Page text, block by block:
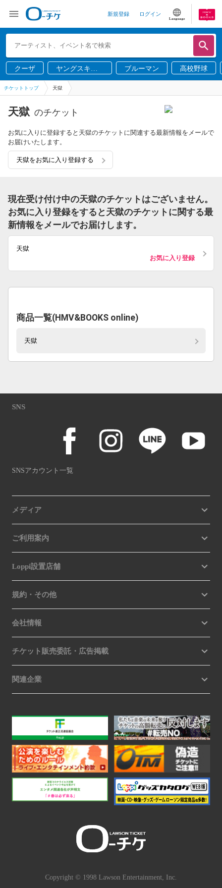
新規登録 ログイン
Language
クーザ
ヤングスキニ
ー
ブルーマン 高校野球
チケットトップ 天獄
天獄 のチケット
お気に入りに登録すると天獄のチケットに関連する最新情報をメールで
お届けいたします。
天獄をお気に入り登録する
現在受け付け中の天獄のチケットはございません。
お気に入り登録をすると天獄のチケットに関する最
新情報をメールでお届けします。
天獄
お気に入り登録
商品一覧(HMV&BOOKS online)
天獄
SNS
SNSアカウント一覧
メディア
ご利用案内
Loppi設置店舗
規約・その他
会社情報
チケット販売委託・広告掲載
関連企業
Copyright © 1998 Lawson Entertainment, Inc.